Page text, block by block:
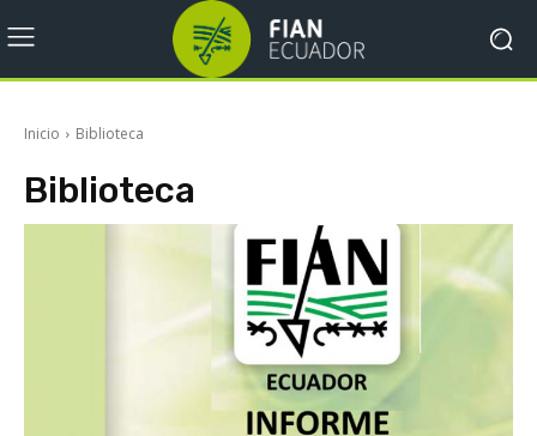
Inicio Biblioteca
Biblioteca